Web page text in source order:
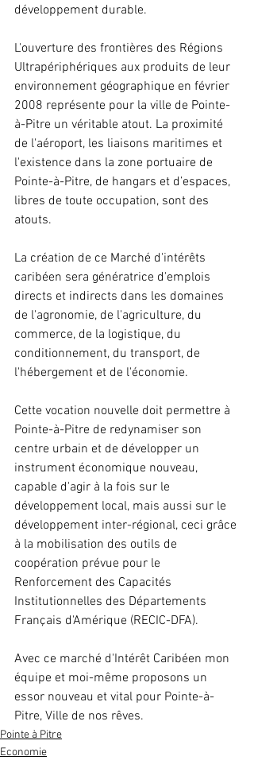
développement durable.
L'ouverture des frontières des Régions
Ultrapériphériques aux produits de leur
environnement géographique en février
2008 représente pour la ville de Pointe-
à-Pitre un véritable atout. La proximité
de l'aéroport, les liaisons maritimes et
l'existence dans la zone portuaire de
Pointe-à-Pitre, de hangars et d’espaces,
libres de toute occupation, sont des
atouts.
La création de ce Marché d'intérêts
caribéen sera génératrice d'emplois
directs et indirects dans les domaines
de l'agronomie, de l'agriculture, du
commerce, de la logistique, du
conditionnement, du transport, de
l'hébergement et de l'économie.
Cette vocation nouvelle doit permettre à
Pointe-à-Pitre de redynamiser son
centre urbain et de développer un
instrument économique nouveau,
capable d'agir à la fois sur le
développement local, mais aussi sur le
développement inter-régional, ceci grâce
à la mobilisation des outils de
coopération prévue pour le
Renforcement des Capacités
Institutionnelles des Départements
Français d'Amérique (RECIC-DFA).
Avec ce marché d'Intérêt Caribéen mon
équipe et moi-même proposons un
essor nouveau et vital pour Pointe-à-
Pitre, Ville de nos rêves.
Pointe à Pitre
Economie